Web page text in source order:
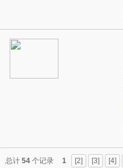
总计 54 个记录 1 [2] [3] [4]